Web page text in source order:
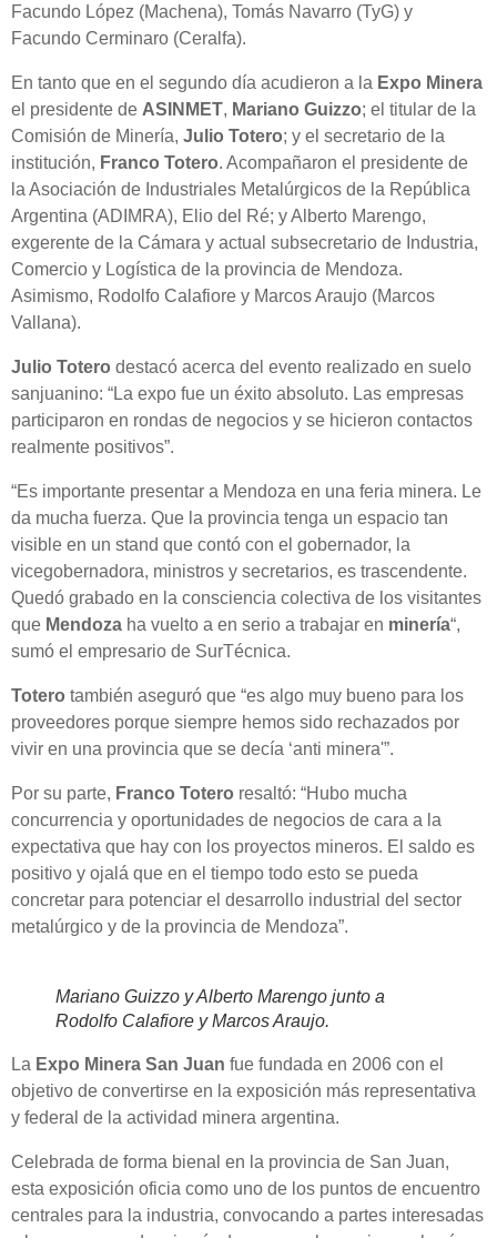
Facundo López (Machena), Tomás Navarro (TyG) y
Facundo Cerminaro (Ceralfa).
En tanto que en el segundo día acudieron a la Expo Minera
el presidente de ASINMET, Mariano Guizzo; el titular de la
Comisión de Minería, Julio Totero; y el secretario de la
institución, Franco Totero. Acompañaron el presidente de
la Asociación de Industriales Metalúrgicos de la República
Argentina (ADIMRA), Elio del Ré; y Alberto Marengo,
exgerente de la Cámara y actual subsecretario de Industria,
Comercio y Logística de la provincia de Mendoza.
Asimismo, Rodolfo Calafiore y Marcos Araujo (Marcos
Vallana).
Julio Totero destacó acerca del evento realizado en suelo
sanjuanino: “La expo fue un éxito absoluto. Las empresas
participaron en rondas de negocios y se hicieron contactos
realmente positivos”.
“Es importante presentar a Mendoza en una feria minera. Le
da mucha fuerza. Que la provincia tenga un espacio tan
visible en un stand que contó con el gobernador, la
vicegobernadora, ministros y secretarios, es trascendente.
Quedó grabado en la consciencia colectiva de los visitantes
que Mendoza ha vuelto a en serio a trabajar en minería“,
sumó el empresario de SurTécnica.
Totero también aseguró que “es algo muy bueno para los
proveedores porque siempre hemos sido rechazados por
vivir en una provincia que se decía ‘anti minera'”.
Por su parte, Franco Totero resaltó: “Hubo mucha
concurrencia y oportunidades de negocios de cara a la
expectativa que hay con los proyectos mineros. El saldo es
positivo y ojalá que en el tiempo todo esto se pueda
concretar para potenciar el desarrollo industrial del sector
metalúrgico y de la provincia de Mendoza”.
Mariano Guizzo y Alberto Marengo junto a
Rodolfo Calafiore y Marcos Araujo.
La Expo Minera San Juan fue fundada en 2006 con el
objetivo de convertirse en la exposición más representativa
y federal de la actividad minera argentina.
Celebrada de forma bienal en la provincia de San Juan,
esta exposición oficia como uno de los puntos de encuentro
centrales para la industria, convocando a partes interesadas